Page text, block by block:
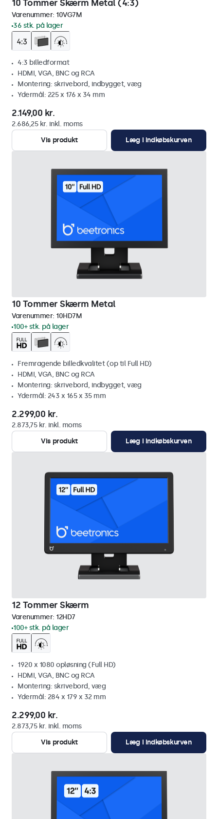
10 Tommer Skærm Metal (4:3)
Varenummer: 10VG7M
36 stk. på lager
4:3 billedformat
HDMI, VGA, BNC og RCA
Montering: skrivebord, indbygget, væg
Ydermål: 225 x 176 x 34 mm
2.149,00 kr.
2.686,25 kr. inkl. moms
Vis produkt
Læg i indkøbskurven
10 Tommer Skærm Metal
Varenummer: 10HD7M
100+ stk. på lager
Fremragende billedkvalitet (op til Full HD)
HDMI, VGA, BNC og RCA
Montering: skrivebord, indbygget, væg
Ydermål: 243 x 165 x 35 mm
2.299,00 kr.
2.873,75 kr. inkl. moms
Vis produkt
Læg i indkøbskurven
12 Tommer Skærm
Varenummer: 12HD7
100+ stk. på lager
1920 x 1080 opløsning (Full HD)
HDMI, VGA, BNC og RCA
Montering: skrivebord, væg
Ydermål: 284 x 179 x 32 mm
2.299,00 kr.
2.873,75 kr. inkl. moms
Vis produkt
Læg i indkøbskurven